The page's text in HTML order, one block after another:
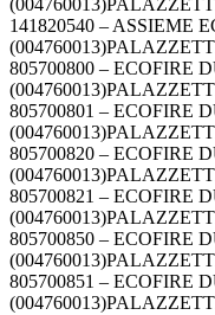
141820540 – ASSIEME
805700800 – ECOFIRE
805700801 – ECOFIRE
805700820 – ECOFIRE
805700821 – ECOFIRE
805700850 – ECOFIRE
805700851 – ECOFIRE